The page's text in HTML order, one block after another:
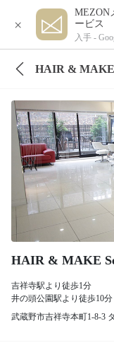
×
MEZON
ービス
入手 -
HAIR & MAKE
HAIR & MAKE
吉祥寺駅より徒歩1分
井の頭公園駅より徒歩10分
武蔵野市吉祥寺本町1-8-3